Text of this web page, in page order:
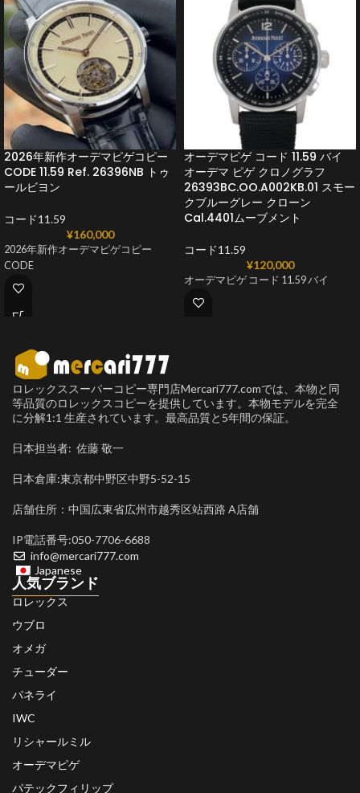
2026年新作オーデマピゲコピー
CODE 11.59 Ref. 26396NB トゥ
ールビヨン
コード11.59
¥160,000
2026年新作オーデマピゲコピー
CODE
オーデマピゲ コード 11.59 バイ
オーデマ ピゲ クロノグラフ
26393BC.OO.A002KB.01 スモー
クブルーグレー クローン
Cal.4401ムーブメント
コード11.59
¥120,000
オーデマピゲ コード 11.59 バイ
ロレックススーパーコピー専門店Mercari777.comでは、本物と同
等品質のロレックスコピーを提供しています。本物モデルを完全
に分解1:1 生産されています。最高品質と5年間の保証。
日本担当者: 佐藤 敬一
日本倉庫:東京都中野区中野5-52-15
店舗住所：中国広東省広州市越秀区站西路 A店舗
IP電話番号:050-7706-6688
info@mercari777.com
Japanese
人気ブランド
ロレックス
ウブロ
オメガ
チューダー
パネライ
IWC
リシャールミル
オーデマピゲ
パテックフィリップ